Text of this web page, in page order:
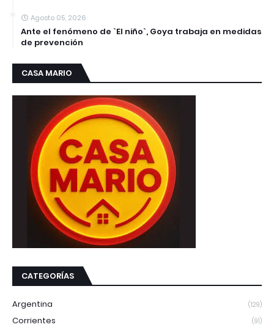
Agosto 05, 2026
Ante el fenómeno de `El niño`, Goya trabaja en medidas
de prevención
CASA MARIO
CATEGORÍAS
Argentina (129)
Corrientes (91)